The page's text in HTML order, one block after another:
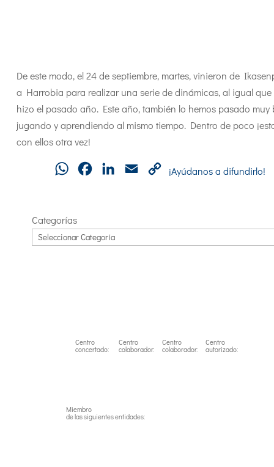
De este modo, el 24 de septiembre, martes, vinieron de
a Harrobia para realizar una serie de dinámicas, al igual que
hizo el pasado año. Este año, también lo hemos pasado muy
jugando y aprendiendo al mismo tiempo. Dentro de poco
con ellos otra vez!
WhatsAppFacebookLinkedInEmail
Copy
¡Ayúdanos a difundirlo!
Categorías
Centro
concertado:
Centro
colaborador:
Centro
colaborador:
Centro
autorizado:
Miembro
de las siguientes entidades: